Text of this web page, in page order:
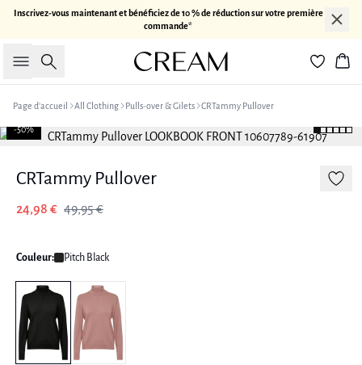
Inscrivez-vous maintenant et bénéficiez de 10 % de réduction sur votre première
commande*
Rechercher
Page d’accueil All Clothing Pulls-over & Gilets CRTammy Pullover
-50%
CRTammy Pullover
24,98 € 49,95 €
Couleur: Pitch Black